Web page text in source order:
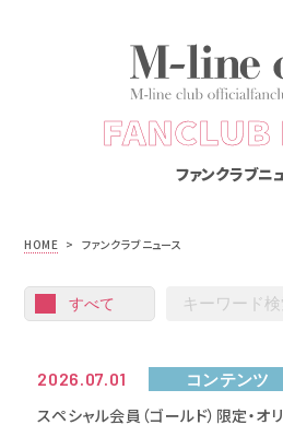
FANCLUB
ファンクラブニ
HOME > ファンクラブニュース
2026.07.01 コンテンツ
スペシャル会員（ゴールド）限定・